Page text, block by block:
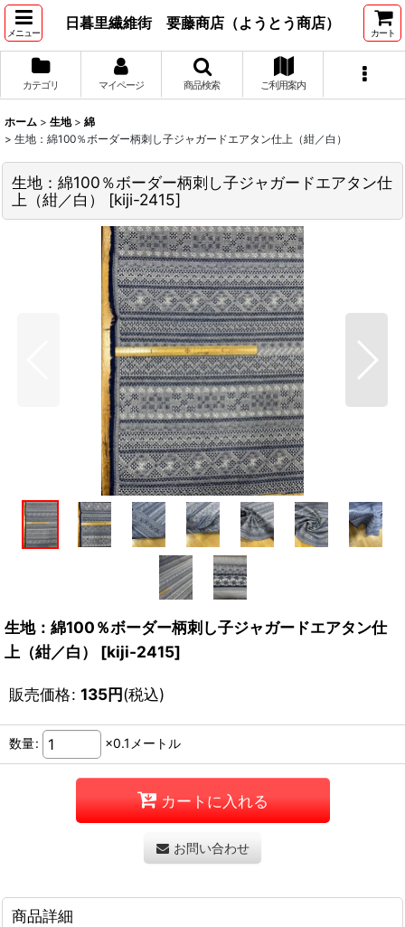
メニュー
日暮里繊維街 要藤商店（ようとう商店）
カート
カテゴリ マイページ 商品検索 ご利用案内
ホーム > 生地 > 綿
> 生地：綿100％ボーダー柄刺し子ジャガードエアタン仕上（紺／白）
生地：綿100％ボーダー柄刺し子ジャガードエアタン仕
上（紺／白）
[kiji-2415]
生地：綿100％ボーダー柄刺し子ジャガードエアタン仕
上（紺／白）
[kiji-2415]
販売価格: 135円(税込)
数量: ×0.1メートル
カートに入れる
お問い合わせ
商品詳細